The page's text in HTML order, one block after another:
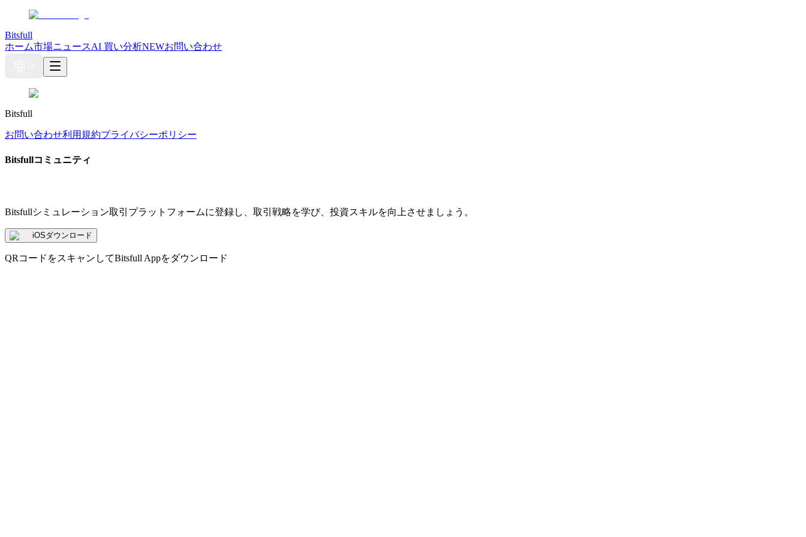
Bitsfull
ホーム市場ニュースAI 買い分析NEWお問い合わせ
Bitsfull
お問い合わせ利用規約プライバシーポリシー
Bitsfullコミュニティ
Bitsfullシミュレーション取引プラットフォームに登録し、取引戦略を学び、投資スキルを向上させましょう。
iOSダウンロード
QRコードをスキャンしてBitsfull Appをダウンロード